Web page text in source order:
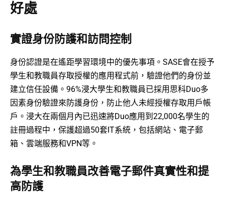
好處
實證身份防護和訪問控制
身份認證是在遙距學習環境中的優先事項。SASE會在授予
學生和教職員存取授權的應用程式前，驗證他們的身份並
建立信任設備。96%浸大學生和教職員已採用思科Duo多
因素身份驗證來防護身份，防止他人未經授權存取用戶帳
戶。浸大在兩個月內已迅速將Duo應用到22,000名學生的
註冊過程中，保護超過50套IT系統，包括網站、電子郵
箱、雲端服務和VPN等。
為學生和教職員改善電子郵件真實性和提
高防護